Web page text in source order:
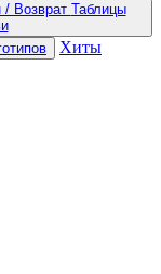
Возврат Таблицы
Хиты